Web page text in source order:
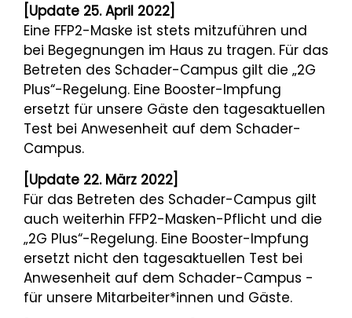
[Update 25. April 2022]
Eine FFP2-Maske ist stets mitzuführen und
bei Begegnungen im Haus zu tragen. Für das
Betreten des Schader-Campus gilt die „2G
Plus“-Regelung. Eine Booster-Impfung
ersetzt für unsere Gäste den tagesaktuellen
Test bei Anwesenheit auf dem Schader-
Campus.
[Update 22. März 2022]
Für das Betreten des Schader-Campus gilt
auch weiterhin FFP2-Masken-Pflicht und die
„2G Plus“-Regelung. Eine Booster-Impfung
ersetzt nicht den tagesaktuellen Test bei
Anwesenheit auf dem Schader-Campus -
für unsere Mitarbeiter*innen und Gäste.